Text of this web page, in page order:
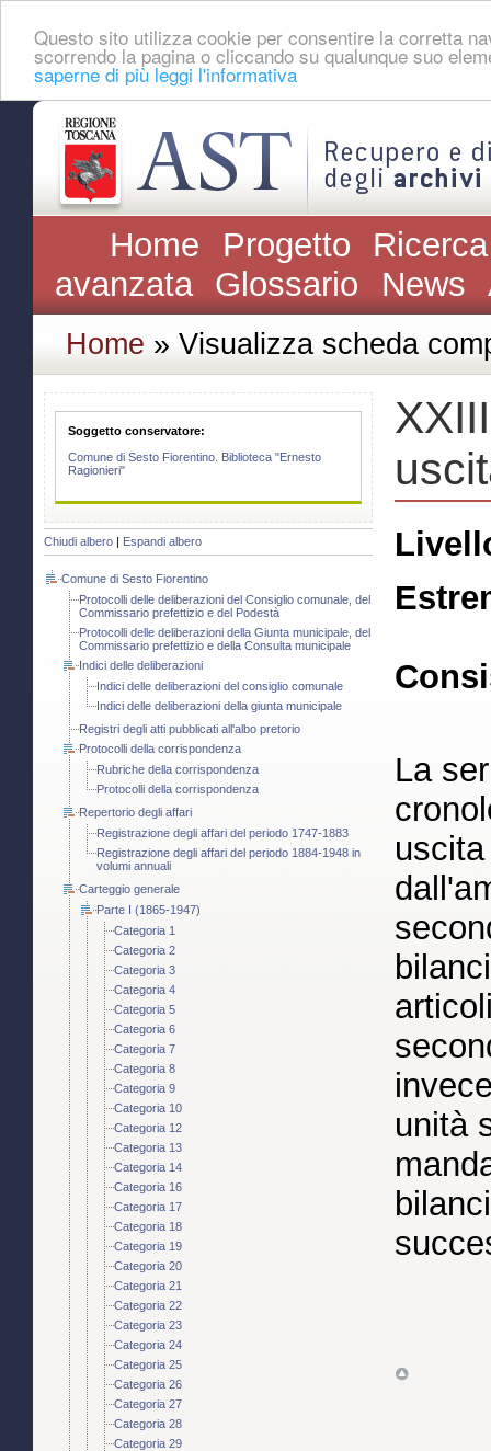
Questo sito utilizza cookie per consentire la corretta
scorrendo la pagina o cliccando su qualunque suo
saperne di più leggi l'informativa
Home Progetto
avanzata Glossario News
Home » Visualizza scheda
Soggetto conservatore:
Comune di Sesto Fiorentino. Biblioteca "Ernesto
Ragionieri"
Chiudi albero Espandi albero
Comune di Sesto Fiorentino
Protocolli delle deliberazioni del Consiglio comunale, del
Commissario prefettizio e del Podestà
Protocolli delle deliberazioni della Giunta municipale, del
Commissario prefettizio e della Consulta municipale
Indici delle deliberazioni
Indici delle deliberazioni del consiglio comunale
Indici delle deliberazioni della giunta municipale
Registri degli atti pubblicati all'albo pretorio
Protocolli della corrispondenza
Rubriche della corrispondenza
Protocolli della corrispondenza
Repertorio degli affari
Registrazione degli affari del periodo 1747-1883
Registrazione degli affari del periodo 1884-1948 in
volumi annuali
Carteggio generale
Parte I (1865-1947)
Categoria 1
Categoria 2
Categoria 3
Categoria 4
Categoria 5
Categoria 6
Categoria 7
Categoria 8
Categoria 9
Categoria 10
Categoria 12
Categoria 13
Categoria 14
Categoria 16
Categoria 17
Categoria 18
Categoria 19
Categoria 20
Categoria 21
Categoria 22
Categoria 23
Categoria 24
Categoria 25
Categoria 26
Categoria 27
Categoria 28
Categoria 29
La
unità